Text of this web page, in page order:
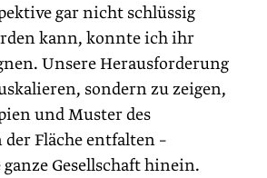
gar nicht schlüssig
kann, konnte ich ihr
Unsere Herausforderung
sondern zu zeigen,
und Muster des
Fläche entfalten –
Gesellschaft hinein.